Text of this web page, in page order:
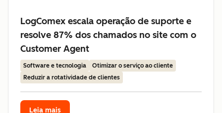
LogComex escala operação de suporte e
resolve 87% dos chamados no site com o
Customer Agent
Software e tecnologia
Otimizar o serviço ao cliente
Reduzir a rotatividade de clientes
Leia mais